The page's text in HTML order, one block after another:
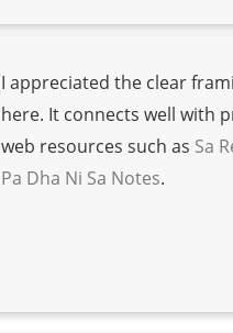
I appreciated the clear
here. It connects well with
web resources such as Sa
Pa Dha Ni Sa Notes.